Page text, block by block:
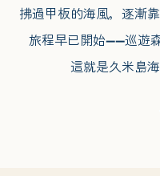
拂過甲板的海風，逐漸
旅程早已開始——巡遊
這就是久米島